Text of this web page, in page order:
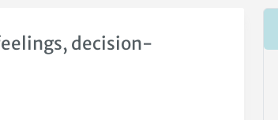
decision-